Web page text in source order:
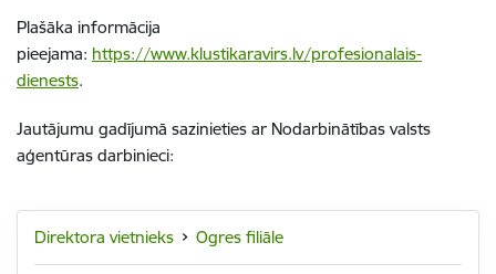
Plašāka informācija
pieejama: https://www.klustikaravirs.lv/profesionalais-
dienests.
Jautājumu gadījumā sazinieties ar Nodarbinātības valsts
aģentūras darbinieci:
Direktora vietnieks Ogres filiāle